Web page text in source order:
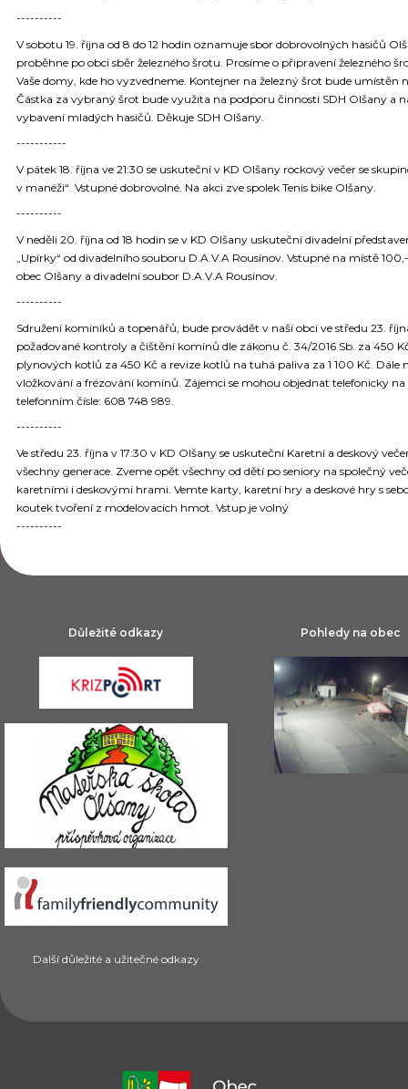
----------
V sobotu 19. října od 8 do 12 hodin oznamuje sbor dobrovolných hasičů
proběhne po obci sběr železného šrotu. Prosíme o připravení železného
Vaše domy, kde ho vyzvedneme. Kontejner na železný šrot bude umístěn
Částka za vybraný šrot bude využita na podporu činnosti SDH Olšany a
vybavení mladých hasičů. Děkuje SDH Olšany.
-----------
V pátek 18. října ve 21:30 se uskuteční v KD Olšany rockový večer se
v manéži“. Vstupné dobrovolné. Na akci zve spolek Tenis bike Olšany.
----------
V neděli 20. října od 18 hodin se v KD Olšany uskuteční divadelní
„Upírky“ od divadelního souboru D.A.V.A Rousínov. Vstupné na místě
obec Olšany a divadelní soubor D.A.V.A Rousínov.
----------
Sdružení kominíků a topenářů, bude provádět v naší obci ve středu 23.
požadované kontroly a čištění komínů dle zákonu č. 34/2016 Sb. za 450
plynových kotlů za 450 Kč a revize kotlů na tuhá paliva za 1 100 Kč. Dále
vložkování a frézování komínů. Zájemci se mohou objednat telefonicky na
telefonním čísle: 608 748 989.
----------
Ve středu 23. října v 17:30 v KD Olšany se uskuteční Karetní a deskový
všechny generace. Zveme opět všechny od dětí po seniory na společný
karetními i deskovými hrami. Vemte karty, karetní hry a deskové hry s
koutek tvoření z modelovacích hmot. Vstup je volný
----------
Důležité odkazy
Další důležité a užitečné odkazy
Pohledy na obec